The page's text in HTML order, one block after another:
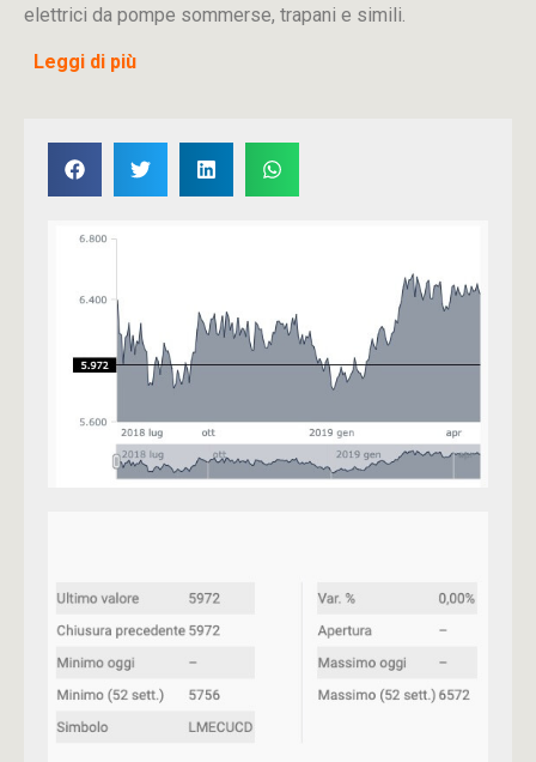
elettrici da pompe sommerse, trapani e simili.
Leggi di più